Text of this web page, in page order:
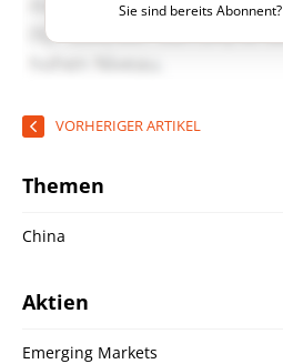
Sie sind bereits Abonnent?
VORHERIGER ARTIKEL
Themen
China
Aktien
Emerging Markets